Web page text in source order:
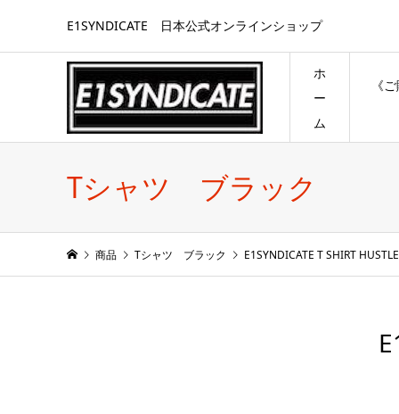
E1SYNDICATE 日本公式オンラインショップ
ホ
ー
ム
《
Tシャツ ブラック
商品 Tシャツ ブラック E1SYNDICATE T SHIRT